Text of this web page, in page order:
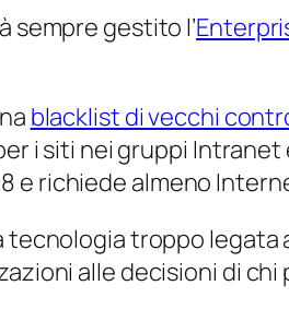
gestito l’
blacklist di vecchi
i siti nei gruppi
e richiede almeno
troppo
alle decisioni di